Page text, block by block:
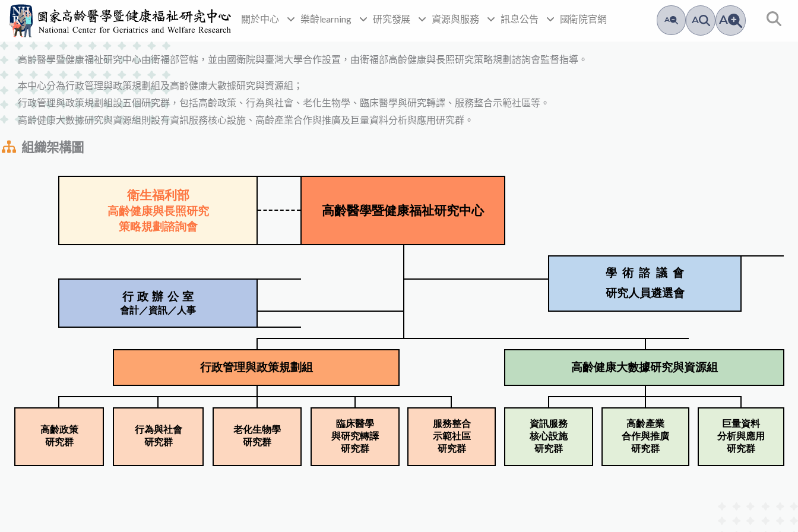
主
要
內
容
關於中心 樂齡learning 研究發展 資源與服務 訊息公告 國衛院官網 A A A
高齡醫學暨健康福祉研究中心由衛福部管轄，並由國衛院與臺灣大學合作設置，由衛福部高齡健康與長照研究策略規劃諮詢會監督指導。
本中心分為行政管理與政策規劃組及高齡健康大數據研究與資源組；
行政管理與政策規劃組設五個研究群，包括高齡政策、行為與社會、老化生物學、臨床醫學與研究轉譯、服務整合示範社區等。
高齡健康大數據研究與資源組則設有資訊服務核心設施、高齡產業合作與推廣及巨量資料分析與應用研究群。
組織架構圖
研究群
研究群
研究群
臨床醫學
與研究轉譯
研究群
服務整合
示範社區
研究群
資訊服務
核心設施
研究群
高齡產業
合作與推廣
研究群
巨量資料
分析與應用
研究群